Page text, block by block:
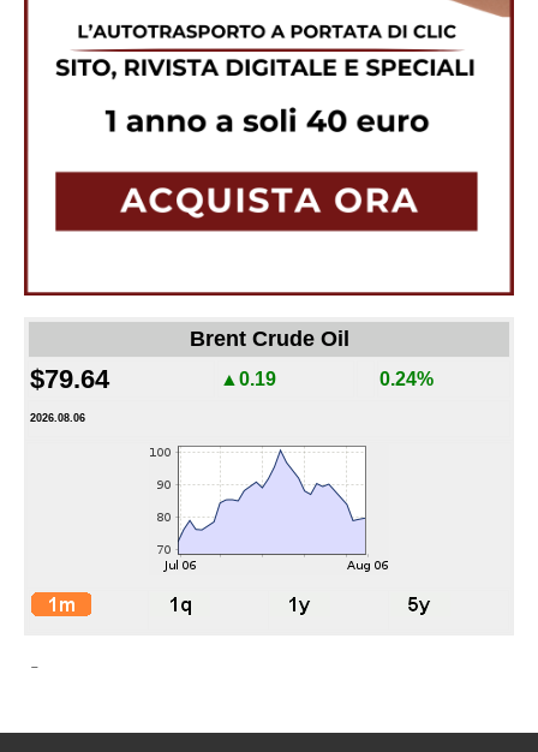
Brent Crude Oil
$79.64 ▲0.19 0.24%
2026.08.06
-